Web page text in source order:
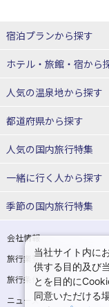
宿泊プランから探す
北海道
東北
青森県
宮城県
山形県
関東
埼玉県
茨城県
ホテル・旅館・宿から
北海道ホテル・旅館
青森県ホテル・旅館
宮城県ホテル・旅館
山形県ホテル・旅館
東京都ホテル・旅館
埼玉県ホテル・旅館
人気の温泉地から探す
北海道
湯の川温泉(北海道)
十勝川温泉(北海道)
洞爺湖温泉(北海道)
層雲峡温泉(北海道)
東北
花巻温泉(岩手)
都道府県から探す
北海道旅行・ツアー
東北
青森旅行・ツアー
宮城旅行・ツアー
山形旅行・ツアー
人気の国内旅行特集
東京ディズニーリゾート®
一緒に行く人から探す
一人旅 国内版
カップル・夫婦旅行 国
卒業旅行・学生旅行 国内
季節の国内旅行特集
桜・お花見特集
夏休み・お盆の国内旅行
会社情報
旅行業登録票・約款
旅行条件書
ニュースリリース
当社サイト内に
供する目的及び
とを目的に
同意いただける